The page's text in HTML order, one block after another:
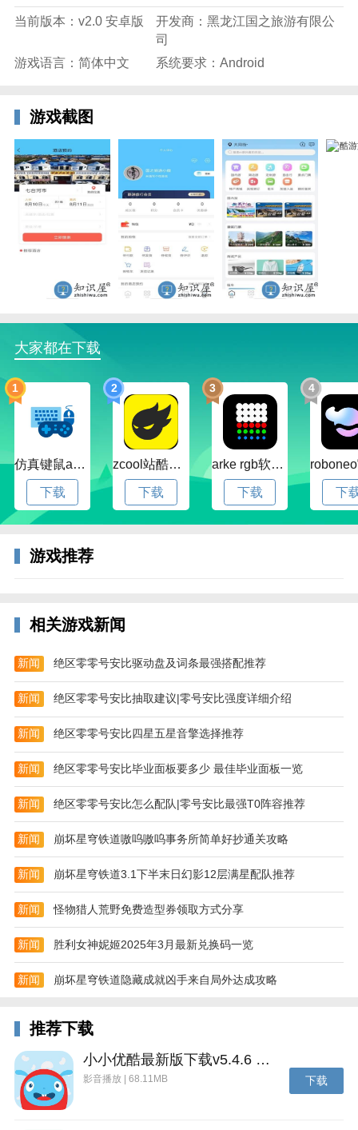
酷游旅行客户端功能
让用户可以轻松地预订自己喜欢的旅游产品。无论是国
内游还是出境游，酷游旅行都提供多种选择，让用户可
以根据自己的需求和预算，自由地选择出行路线。酷游
旅行还提供多种优惠活动，例如特价酒店、折扣门票
软件界面简洁清晰，操作简单方便。用户可以在平台上
进行产品搜索、在线预订、订单管理等操作，随时掌握
自己的旅行计划。我们还提供24小时客服服务，用户遇
到问题时可以随时联系客服，获取帮助和解答疑问。
编辑点评
总之，酷游旅行是一款功能齐全、操作简便、产品丰富
的在线旅游预订平台，为用户提供便捷、优惠、舒适的
旅行体验。如果你正在计划旅行，不妨下载酷游旅行，
选择你喜欢的产品，享受难忘的旅行体验吧！
更新日志
当前版本：v2.0 安卓版
开发商：黑龙江国之旅游有限公
司
游戏语言：简体中文
系统要求：Android
游戏截图
大家都在下载
1
仿真键鼠app官方版下载v1.4.3.58 安卓最新版
下载
2
zcool站酷官方版下载v5.15.0 安卓最新版本
下载
3
arke rgb软件下载v20.0 安卓版
下载
4
下
游戏推荐
相关游戏新闻
新闻 绝区零零号安比驱动盘及词条最强搭配推荐
新闻 绝区零零号安比抽取建议|零号安比强度详细介绍
新闻 绝区零零号安比四星五星音擎选择推荐
新闻 绝区零零号安比毕业面板要多少 最佳毕业面板一览
新闻 绝区零零号安比怎么配队|零号安比最强T0阵容推荐
新闻 崩坏星穹铁道嗷呜嗷呜事务所简单好抄通关攻略
新闻 崩坏星穹铁道3.1下半末日幻影12层满星配队推荐
新闻 怪物猎人荒野免费造型券领取方式分享
新闻 胜利女神妮姬2025年3月最新兑换码一览
新闻 崩坏星穹铁道隐藏成就凶手来自局外达成攻略
推荐下载
小小优酷最新版下载v5.4.6 安卓官方版
影音播放 | 68.11MB 下载